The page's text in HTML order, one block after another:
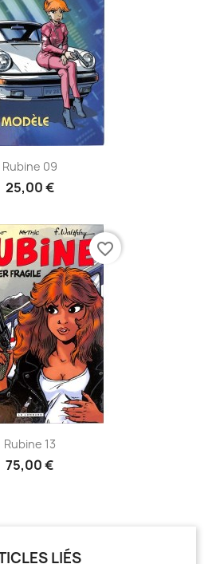
Rubine 09
25,00 €
Rubine 13
75,00 €
favorite_border
LIÉS